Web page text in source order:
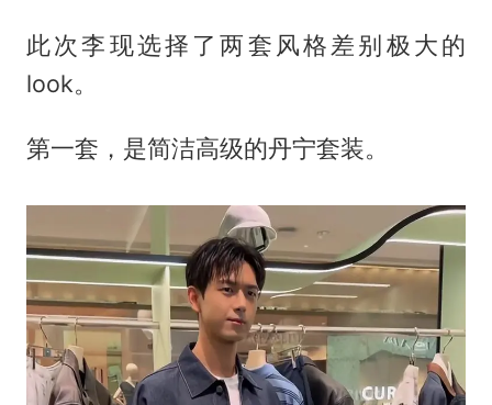
此次李现选择了两套风格差别极大的
look。
第一套，是简洁高级的丹宁套装。